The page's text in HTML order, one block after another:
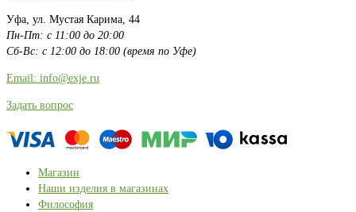
Уфа, ул. Мустая Карима, 44
Пн-Пт: с 11:00 до 20:00
Сб-Вс: с 12:00 до 18:00 (время по Уфе)
Email: info@exje.ru
Задать вопрос
Магазин
Наши изделия в магазинах
Философия